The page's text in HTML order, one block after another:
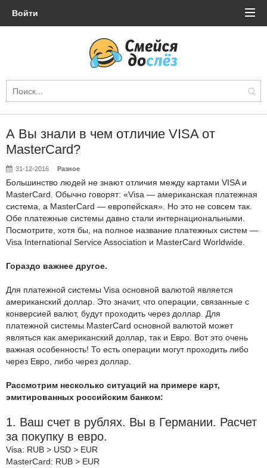
Войти
А Вы знали в чем отличие VISA от
MasterCard?
31-12-2016 Разное
Большинство людей не знают отличия между картами VISA и
MasterCard. Обычно говорят: «Visa — американская платежная
система, а MasterCard — европейская». Но это не совсем так.
Обе платежные системы давно стали интернациональными.
Посмотрите, хотя бы, на полное название платежных систем —
Visa International Service Association и MasterCard Worldwide.
Гораздо важнее другое.
Для платежной системы Visa основной валютой является
американский доллар. Это значит, что операции, связанные с
конверсией валют, будут проходить через доллар. Для
платежной системы MasterCard основной валютой может
являться как американский доллар, так и Евро. Вот это очень
важная особенность! То есть операции могут проходить либо
через Евро, либо через доллар.
Рассмотрим несколько ситуаций на примере карт,
эмитированных российским банком:
1. Ваш счет в рублях. Вы в Германии. Расчет
за покупку в евро.
Visa: RUB > USD > EUR
MasterCard: RUB > EUR